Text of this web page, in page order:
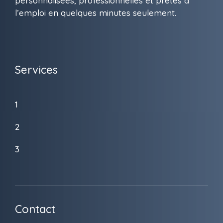
l’emploi en quelques minutes seulement.
Services
1
2
3
Contact